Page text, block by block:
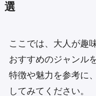
選
ここでは、大人が趣
おすすめのジャンル
特徴や魅力を参考に
してみてください。